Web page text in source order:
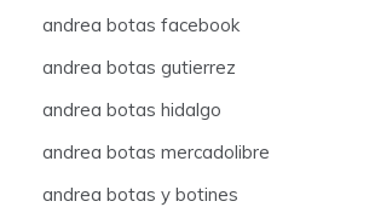
andrea botas facebook
andrea botas gutierrez
andrea botas hidalgo
andrea botas mercadolibre
andrea botas y botines